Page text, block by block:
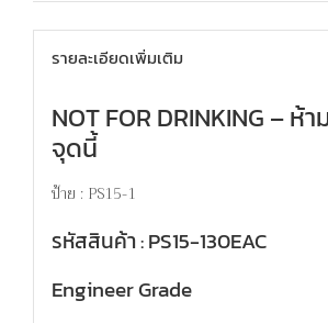
รายละเอียดเพิ่มเติม
NOT FOR DRINKING – ห้
จุดนี้
ป้าย : PS15-1
รหัสสินค้า : PS15-130EAC
Engineer Grade